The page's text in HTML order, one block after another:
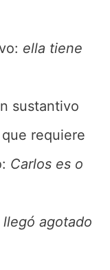
ella tiene
sustantivo
requiere
Carlos es o
agotado